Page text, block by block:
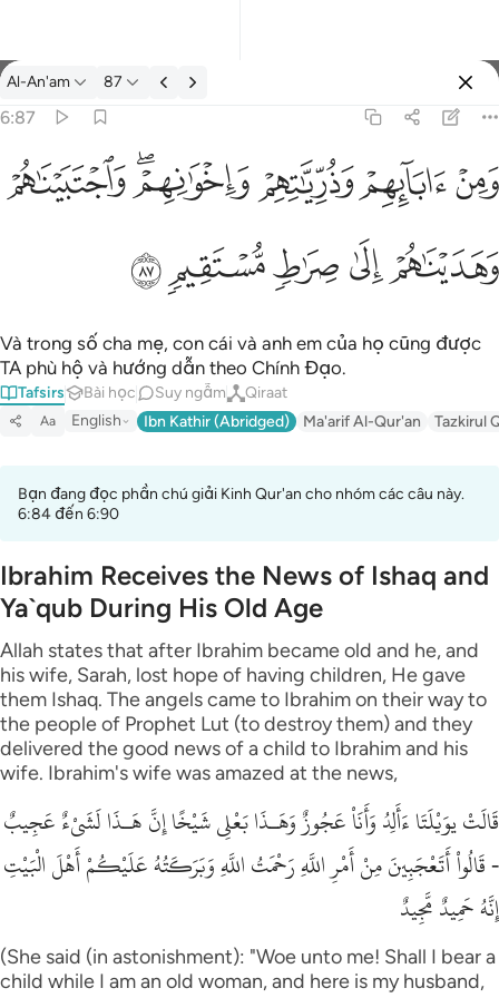
Tafsir: Al-An'am 6:87
Al-An'am 87
6:87
ابايهم وذرياتهم واخوانهم واجتبيناهم وهديناهم الى صراط مستقيم ٨٧
وَذُرِّيَّـٰتِهِمْ وَإِخْوَٰنِهِمْ ۖ وَٱجْتَبَيْنَـٰهُمْ وَهَدَيْنَـٰهُمْ إِلَىٰ صِرَٰطٍۢ مُّسْتَقِيمٍۢ ٨٧ﲋﲌﲍﲎﲏﲐ
ﲑﲒﲓﲔﲕ
Và trong số cha mẹ, con cái và anh em của họ cũng được
TA phù hộ và hướng dẫn theo Chính Đạo.
Tafsirs Bài học Suy ngẫm Qiraat
Aa English Ibn Kathir (Abridged) Ma'arif Al-Qur'an Tazkirul
Bạn đang đọc phần chú giải Kinh Qur'an cho nhóm các câu này.
6:84 đến 6:90
Ibrahim Receives the News of Ishaq and
Ya`qub During His Old Age
Allah states that after Ibrahim became old and he, and
his wife, Sarah, lost hope of having children, He gave
them Ishaq. The angels came to Ibrahim on their way to
the people of Prophet Lut (to destroy them) and they
delivered the good news of a child to Ibrahim and his
wife. Ibrahim's wife was amazed at the news,
قَالَتْ يوَيْلَتَا ءَأَلِدُ وَأَنَاْ عَجُوزٌ وَهَـذَا بَعْلِى شَيْخًا إِنَّ هَـذَا لَشَىْءٌ عَجِيبٌ
- قَالُواْ أَتَعْجَبِينَ مِنْ أَمْرِ اللَّهِ رَحْمَتُ اللَّهِ وَبَرَكَـتُهُ عَلَيْكُمْ أَهْلَ الْبَيْتِ
إِنَّهُ حَمِيدٌ مَّجِيدٌ
(She said (in astonishment): "Woe unto me! Shall I bear a
child while I am an old woman, and here is my husband,